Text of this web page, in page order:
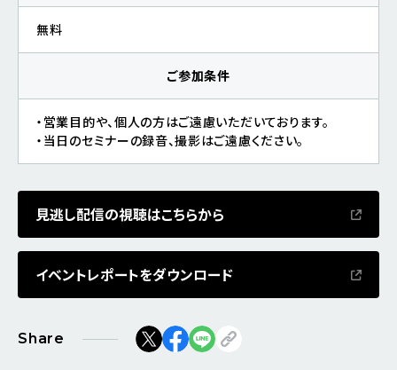
無料
ご参加条件
・営業目的や、個人の方はご遠慮いただいております。
・当日のセミナーの録音、撮影はご遠慮ください。
見逃し配信の視聴はこちらから
イベントレポートをダウンロード
Share